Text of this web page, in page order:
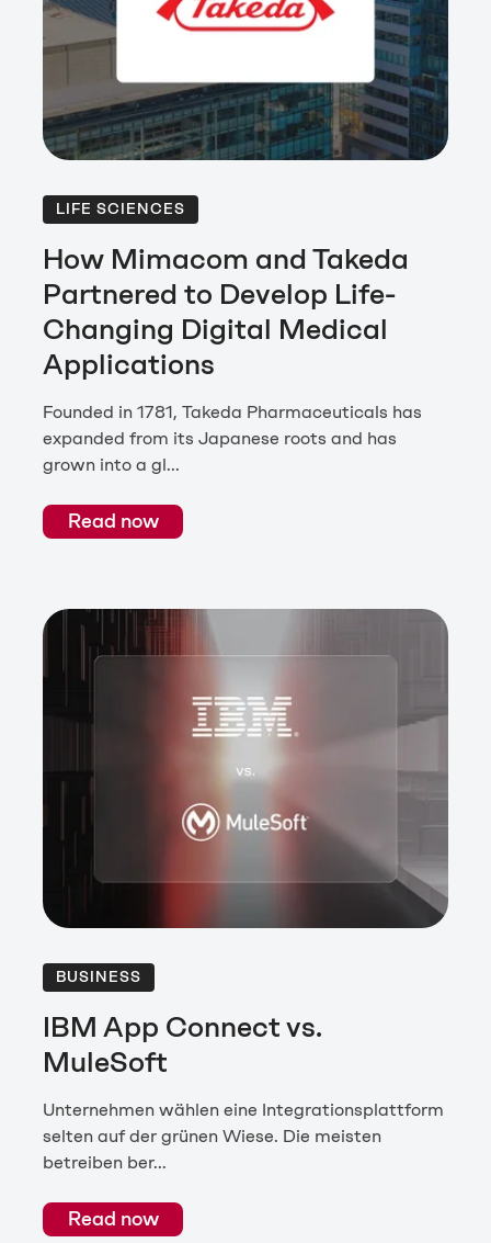
LIFE SCIENCES
How Mimacom and Takeda
Partnered to Develop Life-
Changing Digital Medical
Applications
Founded in 1781, Takeda Pharmaceuticals has
expanded from its Japanese roots and has
grown into a gl...
Read now
BUSINESS
IBM App Connect vs.
MuleSoft
Unternehmen wählen eine Integrationsplattform
selten auf der grünen Wiese. Die meisten
betreiben ber...
Read now